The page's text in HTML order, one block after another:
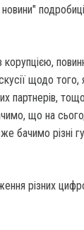
корупцією,
щодо
партнерів,
що на
бачимо різні
різних